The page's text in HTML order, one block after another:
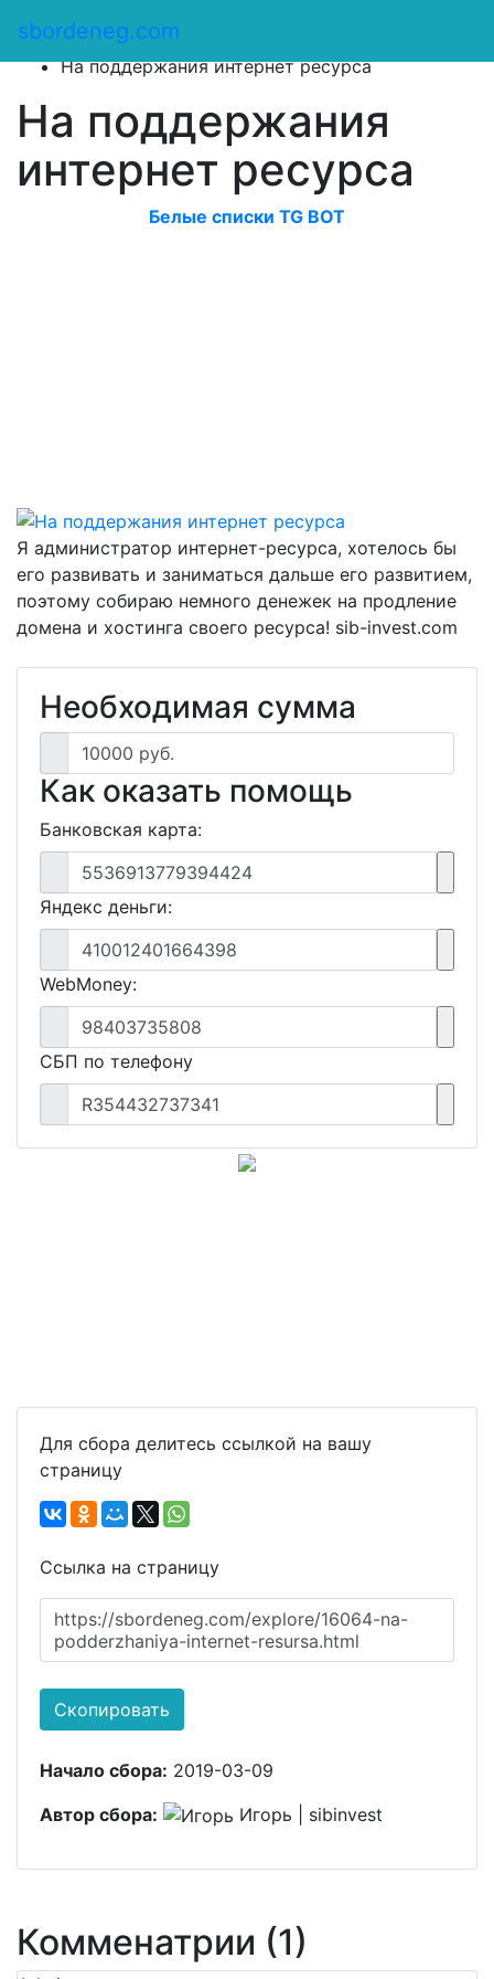
sbordeneg.com
Оказать помощь
На поддержания интернет ресурса
На поддержания
интернет ресурса
Белые списки TG BOT
Я администратор интернет-ресурса, хотелось бы
его развивать и заниматься дальше его развитием,
поэтому собираю немного денежек на продление
домена и хостинга своего ресурса! sib-invest.com
Необходимая сумма
10000 руб.
Как оказать помощь
Банковская карта:
5536913779394424
Яндекс деньги:
410012401664398
WebMoney:
98403735808
СБП по телефону
R354432737341
Для сбора делитесь ссылкой на вашу
страницу
Ссылка на страницу
https://sbordeneg.com/explore/16064-na-
podderzhaniya-internet-resursa.html
Скопировать
Начало сбора: 2019-03-09
Автор сбора:
Игорь | sibinvest
Комменатрии (1)